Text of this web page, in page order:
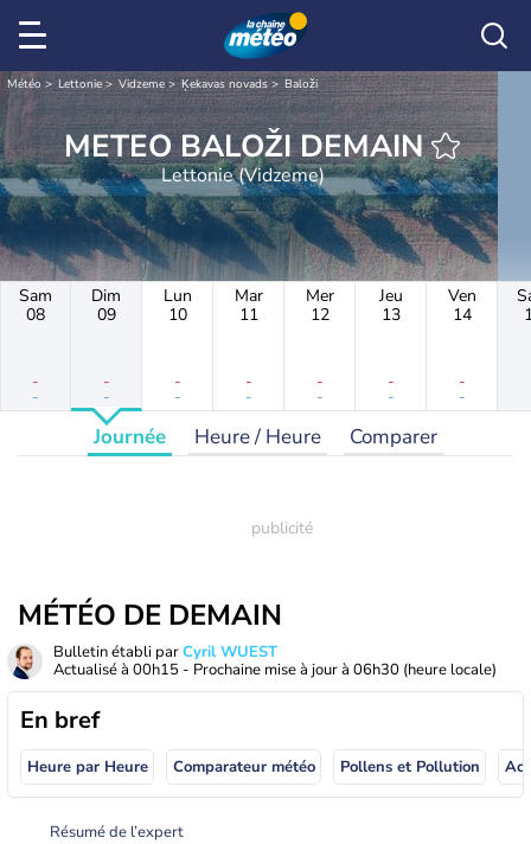
Météo Lettonie Vidzeme Ķekavas novads Baloži
METEO BALOŽI DEMAIN
Lettonie (Vidzeme)
Sam
08
-
-
Dim
09
-
-
Lun
10
-
-
Mar
11
-
-
Mer
12
-
-
Jeu
13
-
-
Ven
14
-
-
Journée Heure / Heure Comparer
MÉTÉO DE DEMAIN
Bulletin établi parCyril WUEST
Actualisé à 00h15 - Prochaine mise à jour à 06h30 (heure locale)
En bref
Heure par Heure Comparateur météo Pollens et Pollution
Résumé de l’expert